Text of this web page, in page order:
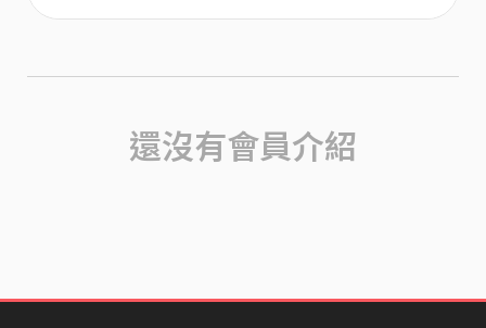
還沒有會員介紹